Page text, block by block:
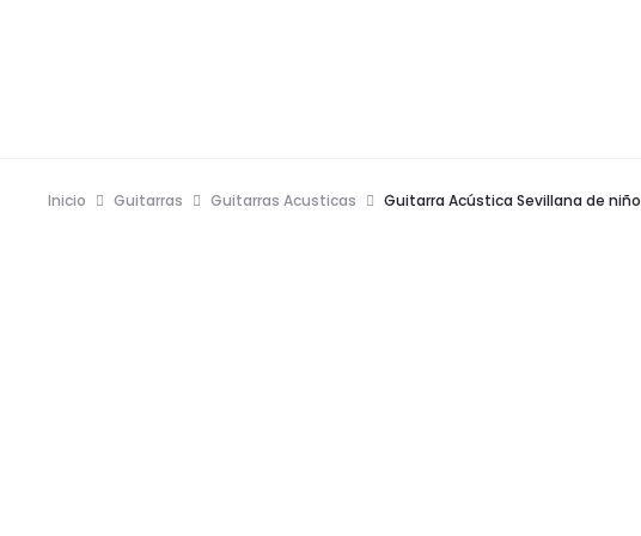
Inicio Guitarras Guitarras Acusticas Guitarra Acústica Sevillana de niño